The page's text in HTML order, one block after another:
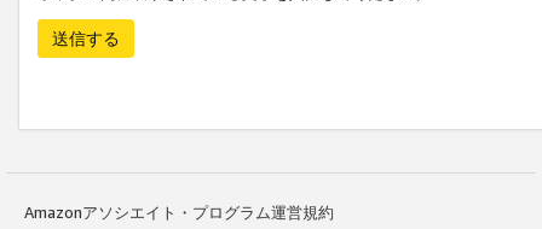
送信する
Amazonアソシエイト・プログラム運営規約